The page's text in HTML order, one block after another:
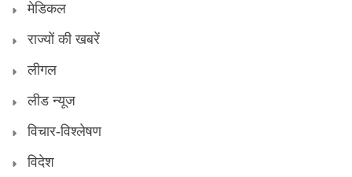
मेडिकल
राज्यों की खबरें
लीगल
लीड न्यूज
विचार-विश्लेषण
विदेश